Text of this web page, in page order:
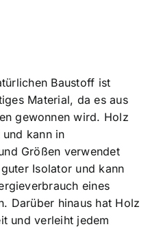
Baustoff ist
Material, da es aus
gewonnen wird. Holz
kann in
Größen verwendet
Isolator und kann
eines
Darüber hinaus hat Holz
und verleiht jedem